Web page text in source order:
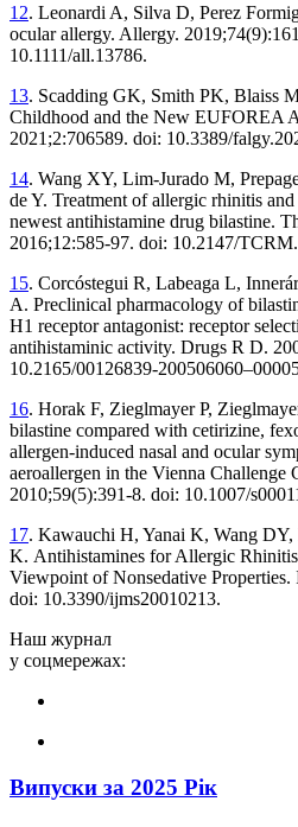
12. Leonardi A, Silva D, Perez
ocular allergy. Allergy.
10.1111/all.13786.
13. Scadding GK, Smith PK, Blaiss
Childhood and the New EUFOREA
2021;2:706589. doi: 10.3389/
14. Wang XY, Lim-Jurado M,
de Y. Treatment of allergic rhinitis
newest antihistamine drug bilastine.
2016;12:585-97. doi: 10.2147/
15. Corcóstegui R, Labeaga L,
A. Preclinical pharmacology of
H1 receptor antagonist: receptor
antihistaminic activity. Drugs R D.
10.2165/00126839-
16. Horak F, Zieglmayer P,
bilastine compared with cetirizine,
allergen-induced nasal and ocular
aeroallergen in the Vienna Challenge
2010;59(5):391-8. doi: 10.1007/
17. Kawauchi H, Yanai K, Wang
K. Antihistamines for Allergic
Viewpoint of Nonsedative
doi: 10.3390/ijms20010213.
Наш журнал
у соцмережах:
Випуски за 2025 Рік